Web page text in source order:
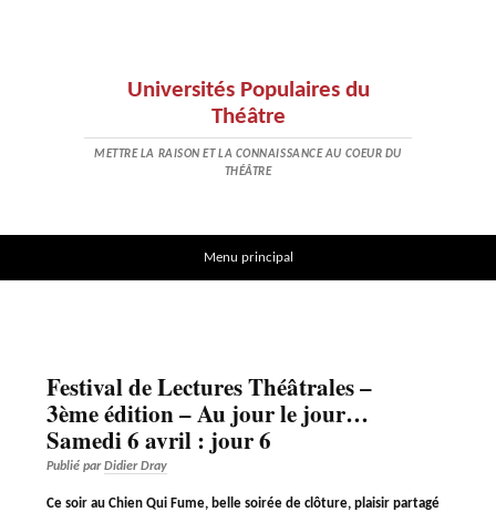
Universités Populaires du
Théâtre
METTRE LA RAISON ET LA CONNAISSANCE AU COEUR DU
THÉÂTRE
Menu principal
Festival de Lectures Théâtrales –
3ème édition – Au jour le jour…
Samedi 6 avril : jour 6
Publié parDidier Dray
Ce soir au Chien Qui Fume, belle soirée de clôture, plaisir partagé